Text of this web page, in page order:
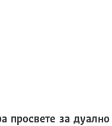
просвете за